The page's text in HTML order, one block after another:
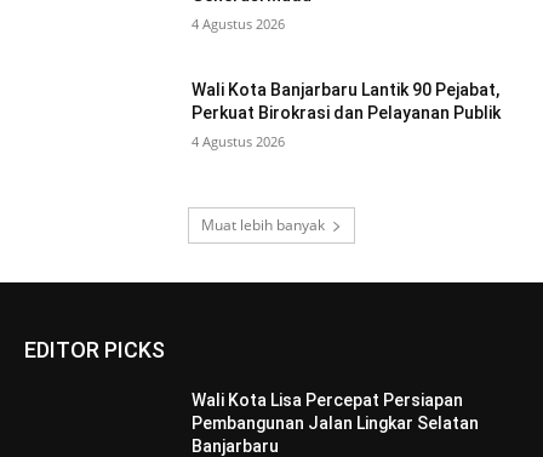
4 Agustus 2026
Wali Kota Banjarbaru Lantik 90 Pejabat,
Perkuat Birokrasi dan Pelayanan Publik
4 Agustus 2026
Muat lebih banyak
EDITOR PICKS
Wali Kota Lisa Percepat Persiapan
Pembangunan Jalan Lingkar Selatan
Banjarbaru